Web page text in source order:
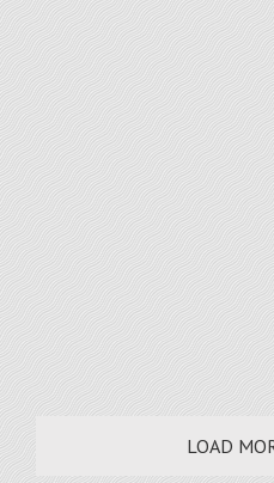
Nous vous proposons une
textes afin de les délivrer
constituées par les fautes
d’accord, etc ; et qui sont
message que vous
l’orthographe d’usage et
grammaticale qui
normes actuellement en
LEARN MORE
LOAD